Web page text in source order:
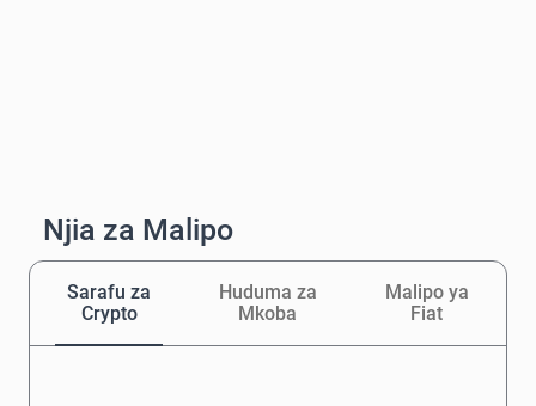
Njia za Malipo
Sarafu za
Crypto
Huduma za
Mkoba
Malipo ya
Fiat